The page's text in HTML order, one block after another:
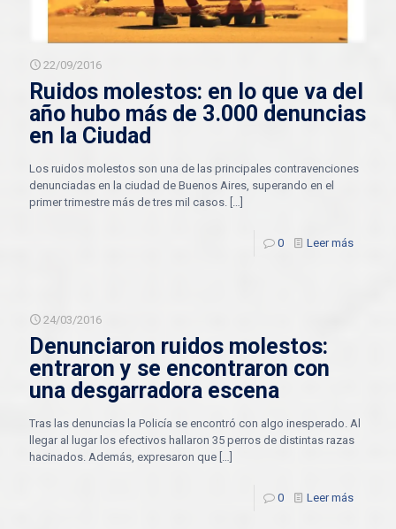
22/09/2016
Ruidos molestos: en lo que va del
año hubo más de 3.000 denuncias
en la Ciudad
Los ruidos molestos son una de las principales contravenciones
denunciadas en la ciudad de Buenos Aires, superando en el
primer trimestre más de tres mil casos. […]
0 Leer más
24/03/2016
Denunciaron ruidos molestos:
entraron y se encontraron con
una desgarradora escena
Tras las denuncias la Policía se encontró con algo inesperado. Al
llegar al lugar los efectivos hallaron 35 perros de distintas razas
hacinados. Además, expresaron que […]
0 Leer más